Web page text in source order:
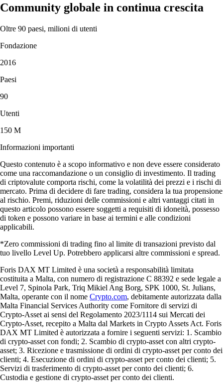
Community globale in continua crescita
Oltre 90 paesi, milioni di utenti
Fondazione
2016
Paesi
90
Utenti
150 M
Informazioni importanti
Questo contenuto è a scopo informativo e non deve essere considerato
come una raccomandazione o un consiglio di investimento. Il trading
di criptovalute comporta rischi, come la volatilità dei prezzi e i rischi di
mercato. Prima di decidere di fare trading, considera la tua propensione
al rischio. Premi, riduzioni delle commissioni e altri vantaggi citati in
questo articolo possono essere soggetti a requisiti di idoneità, possesso
di token e possono variare in base ai termini e alle condizioni
applicabili.
*Zero commissioni di trading fino al limite di transazioni previsto dal
tuo livello Level Up. Potrebbero applicarsi altre commissioni e spread.
Foris DAX MT Limited è una società a responsabilità limitata
costituita a Malta, con numero di registrazione C 88392 e sede legale a
Level 7, Spinola Park, Triq Mikiel Ang Borg, SPK 1000, St. Julians,
Malta, operante con il nome Crypto.com, debitamente autorizzata dalla
Malta Financial Services Authority come Fornitore di servizi di
Crypto-Asset ai sensi del Regolamento 2023/1114 sui Mercati dei
Crypto-Asset, recepito a Malta dal Markets in Crypto Assets Act. Foris
DAX MT Limited è autorizzata a fornire i seguenti servizi: 1. Scambio
di crypto-asset con fondi; 2. Scambio di crypto-asset con altri crypto-
asset; 3. Ricezione e trasmissione di ordini di crypto-asset per conto dei
clienti; 4. Esecuzione di ordini di crypto-asset per conto dei clienti; 5.
Servizi di trasferimento di crypto-asset per conto dei clienti; 6.
Custodia e gestione di crypto-asset per conto dei clienti.